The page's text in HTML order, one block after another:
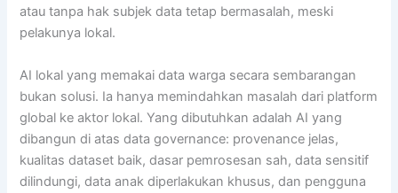
atau tanpa hak subjek data tetap bermasalah, meski
pelakunya lokal.
AI lokal yang memakai data warga secara sembarangan
bukan solusi. Ia hanya memindahkan masalah dari platform
global ke aktor lokal. Yang dibutuhkan adalah AI yang
dibangun di atas data governance: provenance jelas,
kualitas dataset baik, dasar pemrosesan sah, data sensitif
dilindungi, data anak diperlakukan khusus, dan pengguna